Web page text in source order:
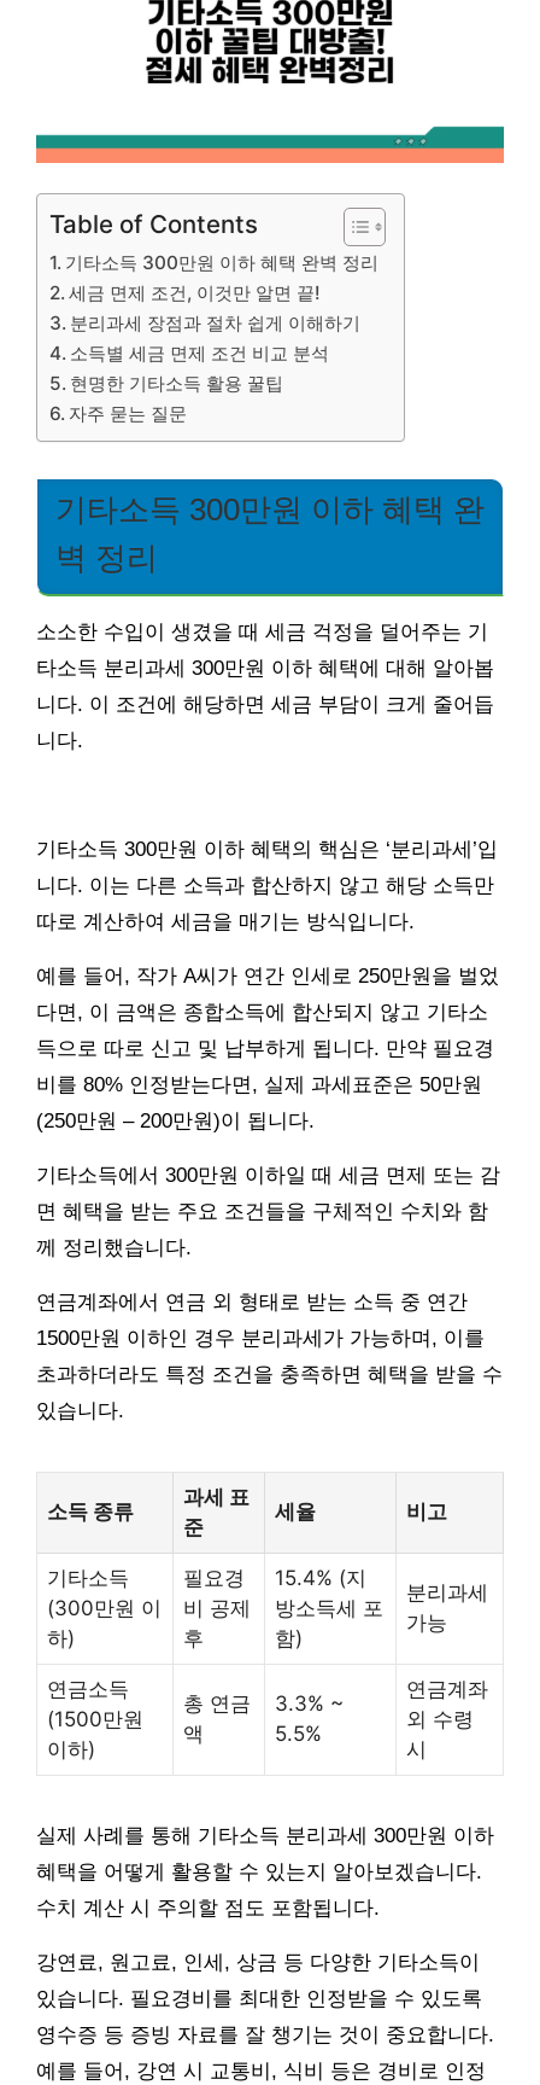
Table of Contents
기타소득 300만원 이하 혜택 완벽 정리
세금 면제 조건, 이것만 알면 끝!
분리과세 장점과 절차 쉽게 이해하기
소득별 세금 면제 조건 비교 분석
현명한 기타소득 활용 꿀팁
자주 묻는 질문
기타소득 300만원 이하 혜택 완
벽 정리
소소한 수입이 생겼을 때 세금 걱정을 덜어주는 기
타소득 분리과세 300만원 이하 혜택에 대해 알아봅
니다. 이 조건에 해당하면 세금 부담이 크게 줄어듭
니다.
기타소득 300만원 이하 혜택의 핵심은 ‘분리과세’입
니다. 이는 다른 소득과 합산하지 않고 해당 소득만
따로 계산하여 세금을 매기는 방식입니다.
예를 들어, 작가 A씨가 연간 인세로 250만원을 벌었
다면, 이 금액은 종합소득에 합산되지 않고 기타소
득으로 따로 신고 및 납부하게 됩니다. 만약 필요경
비를 80% 인정받는다면, 실제 과세표준은 50만원
(250만원 – 200만원)이 됩니다.
기타소득에서 300만원 이하일 때 세금 면제 또는 감
면 혜택을 받는 주요 조건들을 구체적인 수치와 함
께 정리했습니다.
연금계좌에서 연금 외 형태로 받는 소득 중 연간
1500만원 이하인 경우 분리과세가 가능하며, 이를
초과하더라도 특정 조건을 충족하면 혜택을 받을 수
있습니다.
소득 종류
과세 표
준
세율 비고
기타소득
(300만원 이
하)
필요경
비 공제
후
15.4% (지
방소득세 포
함)
분리과세
가능
연금소득
(1500만원
이하)
총 연금
액
3.3% ~
5.5%
연금계좌
외 수령
시
실제 사례를 통해 기타소득 분리과세 300만원 이하
혜택을 어떻게 활용할 수 있는지 알아보겠습니다.
수치 계산 시 주의할 점도 포함됩니다.
강연료, 원고료, 인세, 상금 등 다양한 기타소득이
있습니다. 필요경비를 최대한 인정받을 수 있도록
영수증 등 증빙 자료를 잘 챙기는 것이 중요합니다.
예를 들어, 강연 시 교통비, 식비 등은 경비로 인정